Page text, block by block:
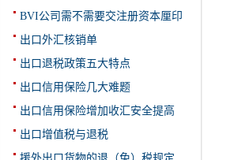
BVI公司需不需要交注册资本厘印
出口外汇核销单
出口退税政策五大特点
出口信用保险几大难题
出口信用保险增加收汇安全提高
出口增值税与退税